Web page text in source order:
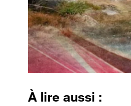
À lire aussi :